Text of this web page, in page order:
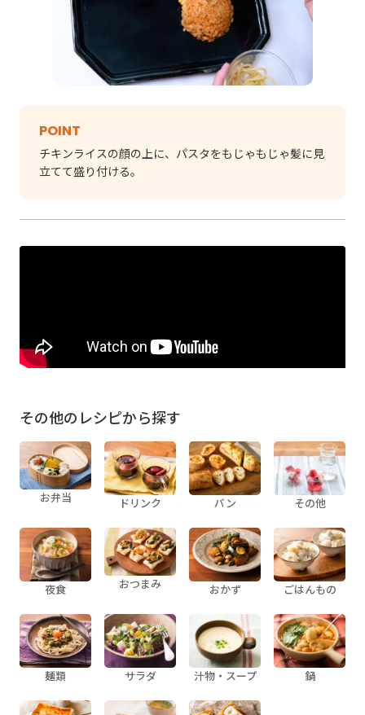
POINT
チキンライスの顔の上に、パスタをもじゃもじゃ髪に見
立てて盛り付ける。
その他のレシピから探す
お弁当 ドリンク パン その他
夜食 おつまみ おかず ごはんもの
麺類 サラダ 汁物・スープ 鍋